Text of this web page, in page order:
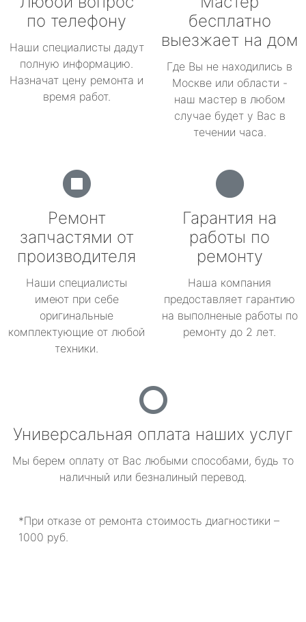
по телефону
Наши специалисты дадут
полную информацию.
Назначат цену ремонта и
время работ.
бесплатно
выезжает на дом
Где Вы не находились в
Москве или области -
наш мастер в любом
случае будет у Вас в
течении часа.
Ремонт
запчастями от
производителя
Наши специалисты
имеют при себе
оригинальные
комплектующие от любой
техники.
Гарантия на
работы по
ремонту
Наша компания
предоставляет гарантию
на выполненые работы по
ремонту до 2 лет.
Универсальная оплата наших услуг
Мы берем оплату от Вас любыми способами, будь то
наличный или безналиный перевод.
*При отказе от ремонта стоимость диагностики –
1000 руб.